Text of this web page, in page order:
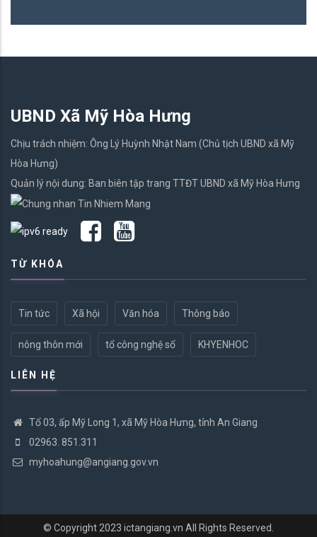
UBND Xã Mỹ Hòa Hưng
Chịu trách nhiệm: Ông Lý Huỳnh Nhật Nam (Chủ tịch UBND xã Mỹ
Hòa Hưng)
Quản lý nội dung: Ban biên tập trang TTĐT UBND xã Mỹ Hòa Hưng
TỪ KHÓA
Tin tức Xã hội Văn hóa Thông báo
nông thôn mới tổ công nghệ số KHYENHOC
LIÊN HỆ
Tổ 03, ấp Mỹ Long 1, xã Mỹ Hòa Hưng, tỉnh An Giang
02963. 851.311
myhoahung@angiang.gov.vn
© Copyright 2023 ictangiang.vn All Rights Reserved.